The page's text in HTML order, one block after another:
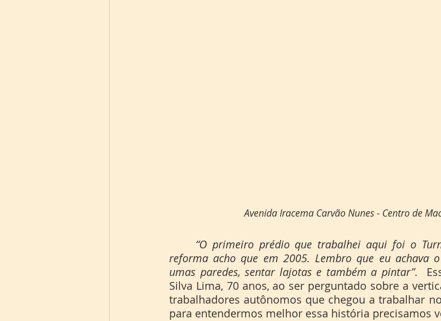
Avenida Iracema Carvão Nunes - Centro de
“O primeiro prédio que trabalhei aqui foi o
reforma acho que em 2005. Lembro que eu achava
umas paredes, sentar lajotas e também a pintar”.
Silva Lima, 70 anos, ao ser perguntado sobre a
trabalhadores autônomos que chegou a trabalhar
para entendermos melhor essa história precisamos